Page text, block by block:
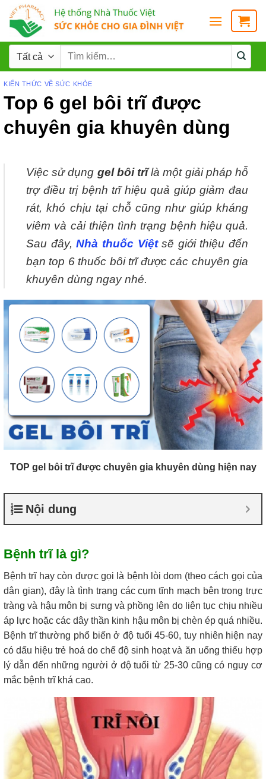
KIẾN THỨC VỀ SỨC KHỎE
Top 6 gel bôi trĩ được
chuyên gia khuyên dùng
Việc sử dụng gel bôi trĩlà một giải pháp hỗ
trợ điều trị bệnh trĩ hiệu quả giúp giảm đau
rát, khó chịu tại chỗ cũng như giúp kháng
viêm và cải thiện tình trạng bệnh hiệu quả.
Sau đây,Nhà thuốc Việtsẽ giới thiệu đến
bạn top 6 thuốc bôi trĩ được các chuyên gia
khuyên dùng ngay nhé.
TOP gel bôi trĩ được chuyên gia khuyên dùng hiện nay
Nội dung
Bệnh trĩ là gì?
Bệnh trĩ hay còn được gọi là bệnh lòi dom (theo cách gọi của
dân gian), đây là tình trạng các cụm tĩnh mạch bên trong trực
tràng và hậu môn bị sưng và phồng lên do liên tục chịu nhiều
áp lực hoặc các dây thần kinh hậu môn bị chèn ép quá nhiều.
Bệnh trĩ thường phổ biến ở độ tuổi 45-60, tuy nhiên hiện nay
có dấu hiệu trẻ hoá do chế độ sinh hoạt và ăn uống thiếu hợp
lý dẫn đến những người ở độ tuổi từ 25-30 cũng có nguy cơ
mắc bệnh trĩ khá cao.